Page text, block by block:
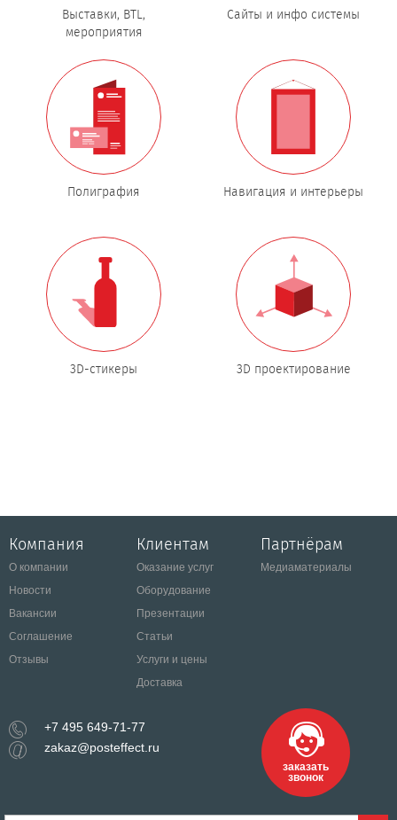
Выставки, BTL,
мероприятия
Сайты и инфо системы
Полиграфия Навигация и интерьеры
3D-стикеры 3D проектирование
Компания
О компании
Новости
Вакансии
Соглашение
Отзывы
Клиентам
Оказание услуг
Оборудование
Презентации
Статьи
Услуги и цены
Доставка
Партнёрам
Медиаматериалы
+7 495 649-71-77
zakaz@posteffect.ru
заказать
звонок